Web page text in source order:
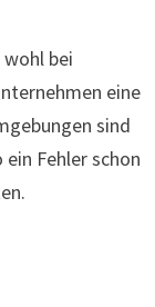
bei
eine
sind
Fehler schon